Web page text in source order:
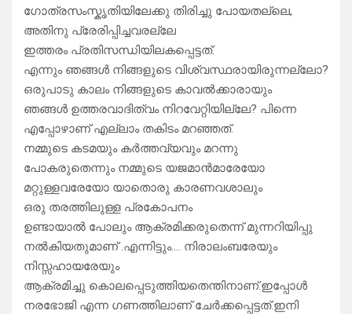
ഗോത്രസംസ്കൃതിയിലേക്കു തിരിച്ചു പോയതല്ലെ,
അതിനു പ്രേരിപ്പിച്ചവരല്ലേ
ഇത്തരം പ്രതിസന്ധിയിലകപ്പെട്ടത്.
എന്നും ഞങ്ങൾ നിങ്ങളുടെ വിശ്വസ്ഥരായിരുന്നല്ലോ?
ഒരുപാടു കാലം നിങ്ങളുടെ കാവൽക്കാരായും
ഞങ്ങൾ ഉത്തരവാദിത്വം നിറവേറ്റിയില്ലേ? പിന്നെ
എപ്പോഴാണ് എല്ലാം തകിടം മറഞ്ഞത്.
നമ്മുടെ കടമയും കർത്തവ്യവും മറന്നു
പോകരുതെന്നും നമ്മുടെ യജമാൻമാരേയോ
മറ്റുള്ളവരേയോ യാതൊരു കാരണവശാലും
ഒരു തരത്തിലുള്ള പ്രകോപനം
ഉണ്ടായാൽ പോലും ആക്രമിക്കരുതെന്ന് മുന്നറിയിപ്പു
നൽകിയതുമാണ് .എന്നിട്ടും…. നിരാലംബരേയും
നിസ്സഹായരേയും
ആക്രമിച്ചു കൊലപ്പെടുത്തിയതെന്തിനാണ്.ഇപ്പോൾ
നരഭോജി എന്ന ഗണത്തിലാണ് ചേർക്കപ്പെട്ടത്.ഇനി